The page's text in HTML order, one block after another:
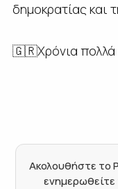
δημοκρατίας και
🇬🇷Χρόνια πολλά
Ακολουθήστε το
ενημερωθείτε